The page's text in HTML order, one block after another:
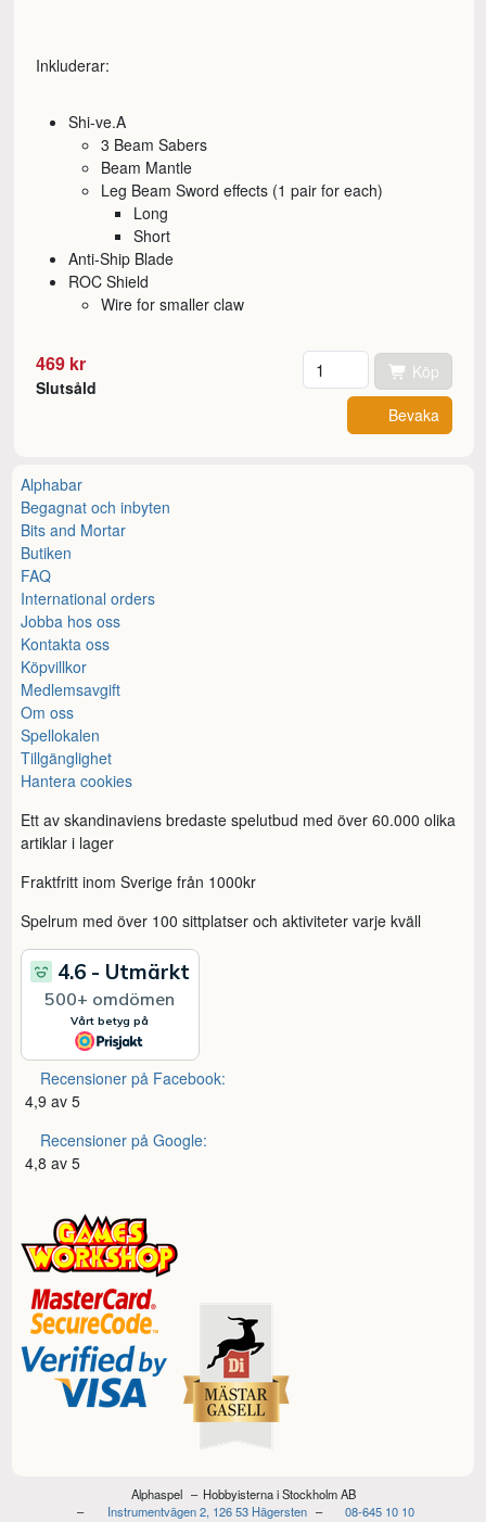
Inkluderar:
Shi-ve.A
3 Beam Sabers
Beam Mantle
Leg Beam Sword effects (1 pair for each)
Long
Short
Anti-Ship Blade
ROC Shield
Wire for smaller claw
469 kr
Slutsåld
Antal Köp
Bevaka
Alphabar
Begagnat och inbyten
Bits and Mortar
Butiken
FAQ
International orders
Jobba hos oss
Kontakta oss
Köpvillkor
Medlemsavgift
Om oss
Spellokalen
Tillgänglighet
Hantera cookies
Ett av skandinaviens bredaste spelutbud med över 60.000 olika
artiklar i lager
Fraktfritt inom Sverige från 1000kr
Spelrum med över 100 sittplatser och aktiviteter varje kväll
Recensioner på Facebook:
4,9 av 5
Recensioner på Google:
4,8 av 5
Alphaspel
Hobbyisterna i Stockholm AB
Instrumentvägen 2, 126 53 Hägersten
08-645 10 10